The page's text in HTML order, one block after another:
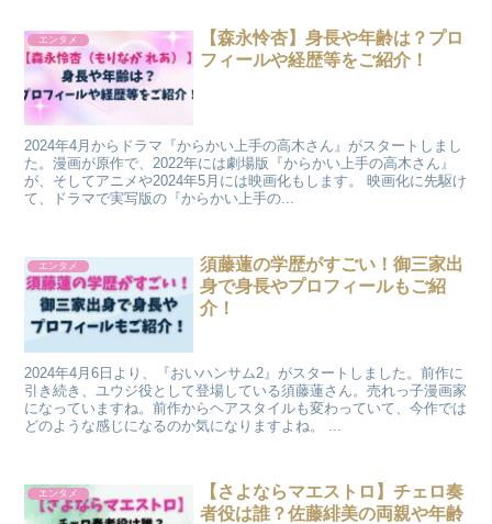
エンタメ
【森永怜杏】身長や年齢は？プロ
フィールや経歴等をご紹介！
2024年4月からドラマ『からかい上手の高木さん』がスタートしまし
た。漫画が原作で、2022年には劇場版『からかい上手の高木さん』
が、そしてアニメや2024年5月には映画化もします。 映画化に先駆け
て、ドラマで実写版の『からかい上手の...
エンタメ
須藤蓮の学歴がすごい！御三家出
身で身長やプロフィールもご紹
介！
2024年4月6日より、『おいハンサム2』がスタートしました。前作に
引き続き、ユウジ役として登場している須藤蓮さん。売れっ子漫画家
になっていますね。前作からヘアスタイルも変わっていて、今作では
エンタメ
【さよならマエストロ】チェロ奏
者役は誰？佐藤緋美の両親や年齢